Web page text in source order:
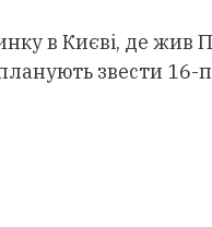
в Києві, де жив
звести 16-